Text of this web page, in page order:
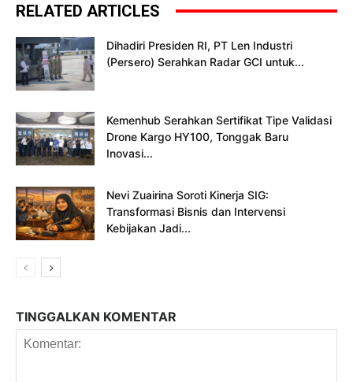
RELATED ARTICLES
Dihadiri Presiden RI, PT Len Industri
(Persero) Serahkan Radar GCI untuk...
Kemenhub Serahkan Sertifikat Tipe Validasi
Drone Kargo HY100, Tonggak Baru
Inovasi...
Nevi Zuairina Soroti Kinerja SIG:
Transformasi Bisnis dan Intervensi
Kebijakan Jadi...
TINGGALKAN KOMENTAR